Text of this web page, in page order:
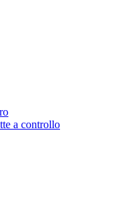
a controllo